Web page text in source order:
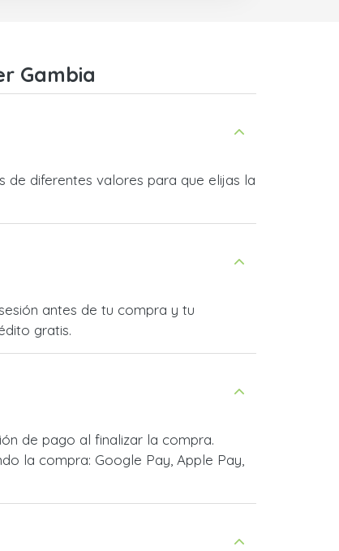
Gambia
diferentes valores para que elijas la
antes de tu compra y tu
gratis.
de pago al finalizar la compra.
la compra: Google Pay, Apple Pay,